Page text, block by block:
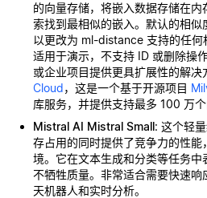
的向量存储，将嵌入数据存储在
索找到最相似的嵌入。默认的相
以更改为 ml-distance 支持的任何
适用于演示，不支持 ID 或删除操
或企业项目提供更具扩展性的解决
Cloud，这是一个基于开源项目
库服务，并提供支持最多 100 万
Mistral AI Mistral Small: 这个轻
存占用的同时提供了竞争力的性
境。它在文本生成和分类等任务
不牺牲质量。非常适合需要快速
天机器人和实时分析。